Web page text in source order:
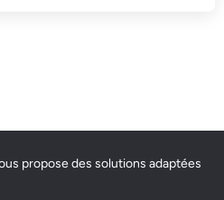
propose des solutions adaptées